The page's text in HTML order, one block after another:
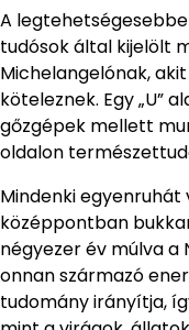
A
tudósok által kijelölt
Michelangelónak,
köteleznek. Egy „U”
gőzgépek mellett
oldalon
Mindenki egyenruhát
középpontban
négyezer év múlva a
onnan származó
tudomány irányítja,